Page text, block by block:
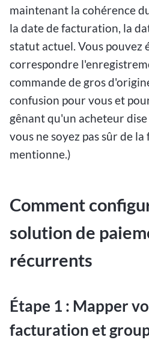
maintenant la cohérence
la date de facturation, la
statut actuel. Vous pouvez
correspondre
commande de gros
confusion pour vous et
gênant qu'un acheteur
vous ne soyez pas sûr de
mentionne.)
Comment
solution de
récurrents
Étape 1 : Mapper
facturation et